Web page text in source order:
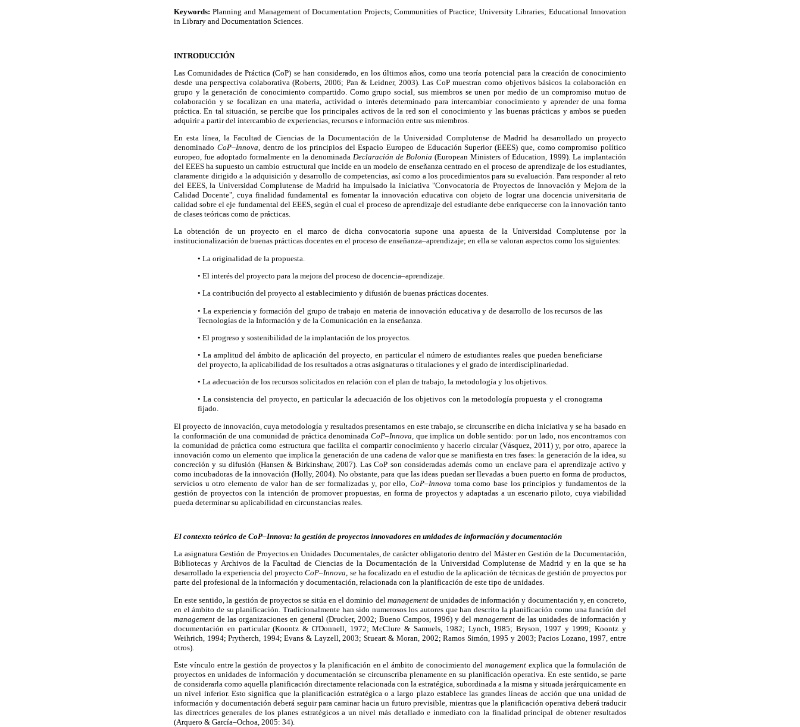
Keywords: Planning and Management of Documentation Projects; Communities of Practice; University Libraries; Educational Innovation
in Library and Documentation Sciences.
INTRODUCCIÓN
Las Comunidades de Práctica (CoP) se han considerado, en los últimos años, como una teoría potencial para la creación de conocimiento
desde una perspectiva colaborativa (Roberts, 2006; Pan & Leidner, 2003). Las CoP muestran como objetivos básicos la colaboración en
grupo y la generación de conocimiento compartido. Como grupo social, sus miembros se unen por medio de un compromiso mutuo de
colaboración y se focalizan en una materia, actividad o interés determinado para intercambiar conocimiento y aprender de una forma
práctica. En tal situación, se percibe que los principales activos de la red son el conocimiento y las buenas prácticas y ambos se pueden
adquirir a partir del intercambio de experiencias, recursos e información entre sus miembros.
En esta línea, la Facultad de Ciencias de la Documentación de la Universidad Complutense de Madrid ha desarrollado un proyecto
denominado CoP–Innova, dentro de los principios del Espacio Europeo de Educación Superior (EEES) que, como compromiso político
europeo, fue adoptado formalmente en la denominada Declaración de Bolonia (European Ministers of Education, 1999). La implantación
del EEES ha supuesto un cambio estructural que incide en un modelo de enseñanza centrado en el proceso de aprendizaje de los estudiantes,
claramente dirigido a la adquisición y desarrollo de competencias, así como a los procedimientos para su evaluación. Para responder al reto
del EEES, la Universidad Complutense de Madrid ha impulsado la iniciativa "Convocatoria de Proyectos de Innovación y Mejora de la
Calidad Docente", cuya finalidad fundamental es fomentar la innovación educativa con objeto de lograr una docencia universitaria de
calidad sobre el eje fundamental del EEES, según el cual el proceso de aprendizaje del estudiante debe enriquecerse con la innovación tanto
de clases teóricas como de prácticas.
La obtención de un proyecto en el marco de dicha convocatoria supone una apuesta de la Universidad Complutense por la
institucionalización de buenas prácticas docentes en el proceso de enseñanza–aprendizaje; en ella se valoran aspectos como los siguientes:
• La originalidad de la propuesta.
• El interés del proyecto para la mejora del proceso de docencia–aprendizaje.
• La contribución del proyecto al establecimiento y difusión de buenas prácticas docentes.
• La experiencia y formación del grupo de trabajo en materia de innovación educativa y de desarrollo de los recursos de las
Tecnologías de la Información y de la Comunicación en la enseñanza.
• El progreso y sostenibilidad de la implantación de los proyectos.
• La amplitud del ámbito de aplicación del proyecto, en particular el número de estudiantes reales que pueden beneficiarse
del proyecto, la aplicabilidad de los resultados a otras asignaturas o titulaciones y el grado de interdisciplinariedad.
• La adecuación de los recursos solicitados en relación con el plan de trabajo, la metodología y los objetivos.
• La consistencia del proyecto, en particular la adecuación de los objetivos con la metodología propuesta y el cronograma
fijado.
El proyecto de innovación, cuya metodología y resultados presentamos en este trabajo, se circunscribe en dicha iniciativa y se ha basado en
la conformación de una comunidad de práctica denominadaCoP–Innova, que implica un doble sentido: por un lado, nos encontramos con
la comunidad de práctica como estructura que facilita el compartir conocimiento y hacerlo circular (Vásquez, 2011) y, por otro, aparece la
innovación como un elemento que implica la generación de una cadena de valor que se manifiesta en tres fases: la generación de la idea, su
concreción y su difusión (Hansen & Birkinshaw, 2007). Las CoP son consideradas además como un enclave para el aprendizaje activo y
como incubadoras de la innovación (Holly, 2004). No obstante, para que las ideas puedan ser llevadas a buen puerto en forma de productos,
servicios u otro elemento de valor han de ser formalizadas y, por ello, CoP–Innova toma como base los principios y fundamentos de la
gestión de proyectos con la intención de promover propuestas, en forma de proyectos y adaptadas a un escenario piloto, cuya viabilidad
pueda determinar su aplicabilidad en circunstancias reales.
El contexto teórico de CoP–Innova: la gestión de proyectos innovadores en unidades de información y documentación
La asignatura Gestión de Proyectos en Unidades Documentales, de carácter obligatorio dentro del Máster en Gestión de la Documentación,
Bibliotecas y Archivos de la Facultad de Ciencias de la Documentación de la Universidad Complutense de Madrid y en la que se ha
desarrollado la experiencia del proyectoCoP–Innova, se ha focalizado en el estudio de la aplicación de técnicas de gestión de proyectos por
parte del profesional de la información y documentación, relacionada con la planificación de este tipo de unidades.
En este sentido, la gestión de proyectos se sitúa en el dominio del managementde unidades de información y documentación y, en concreto,
en el ámbito de su planificación. Tradicionalmente han sido numerosos los autores que han descrito la planificación como una función del
management de las organizaciones en general (Drucker, 2002; Bueno Campos, 1996) y del management de las unidades de información y
documentación en particular (Koontz & O'Donnell, 1972; McClure & Samuels, 1982; Lynch, 1985; Bryson, 1997 y 1999; Koontz y
Weihrich, 1994; Prytherch, 1994; Evans & Layzell, 2003; Stueart & Moran, 2002; Ramos Simón, 1995 y 2003; Pacios Lozano, 1997, entre
otros).
Este vínculo entre la gestión de proyectos y la planificación en el ámbito de conocimiento delmanagement explica que la formulación de
proyectos en unidades de información y documentación se circunscriba plenamente en su planificación operativa. En este sentido, se parte
de considerarla como aquella planificación directamente relacionada con la estratégica, subordinada a la misma y situada jerárquicamente en
un nivel inferior. Esto significa que la planificación estratégica o a largo plazo establece las grandes líneas de acción que una unidad de
información y documentación deberá seguir para caminar hacia un futuro previsible, mientras que la planificación operativa deberá traducir
las directrices generales de los planes estratégicos a un nivel más detallado e inmediato con la finalidad principal de obtener resultados
(Arquero & García–Ochoa, 2005: 34).